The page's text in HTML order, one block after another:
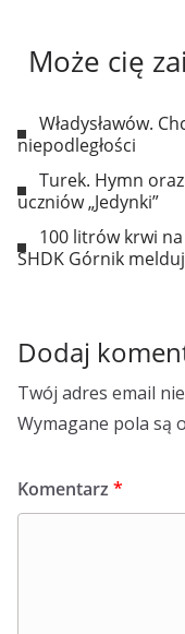
Może cię
Władysławów.
niepodległości
Turek. Hymn
uczniów „Jedynki”
100 litrów krwi
SHDK Górnik
Dodaj
Twój adres email
Wymagane pola są
Komentarz *